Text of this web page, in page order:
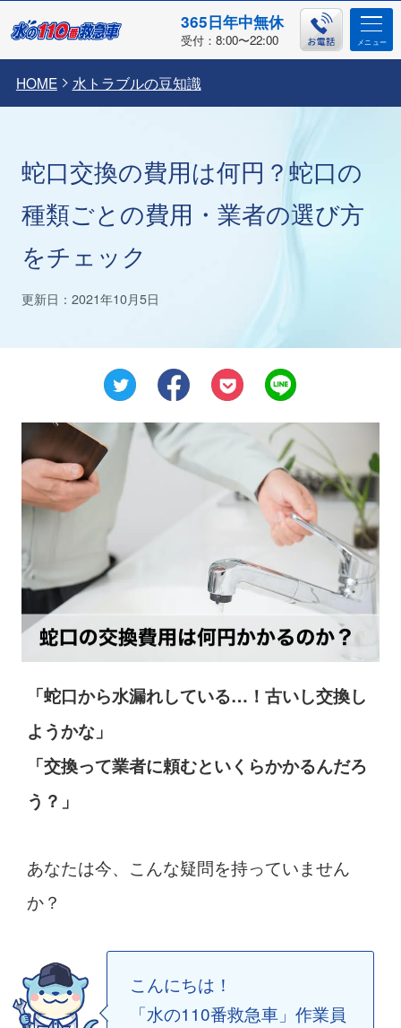
365日年中無休
受付：8:00〜22:00
HOME 水トラブルの豆知識
蛇口交換の費用は何円？蛇口の
種類ごとの費用・業者の選び方
をチェック
更新日：2021年10月5日
「蛇口から水漏れしている…！古いし交換し
ようかな」
「交換って業者に頼むといくらかかるんだろ
う？」
あなたは今、こんな疑問を持っていません
か？
こんにちは！
「水の110番救急車」作業員